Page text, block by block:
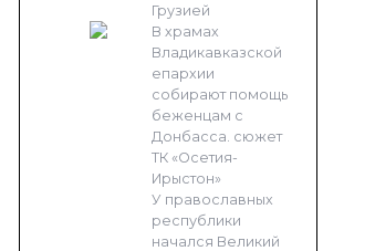
Грузией
В храмах
Владикавказской
епархии
собирают помощь
беженцам с
Донбасса. сюжет
ТК «Осетия-
Ирыстон»
У православных
республики
начался Великий